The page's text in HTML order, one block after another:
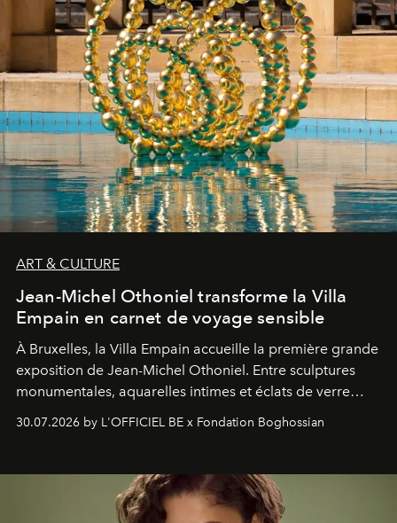
ART & CULTURE
Jean-Michel Othoniel transforme la Villa
Empain en carnet de voyage sensible
À Bruxelles, la Villa Empain accueille la première grande
exposition de Jean-Michel Othoniel. Entre sculptures
monumentales, aquarelles intimes et éclats de verre
émotionnel où chaque œuvre devient le souvenir
émerveillement.
30.07.2026 by L'OFFICIEL BE x Fondation Boghossian